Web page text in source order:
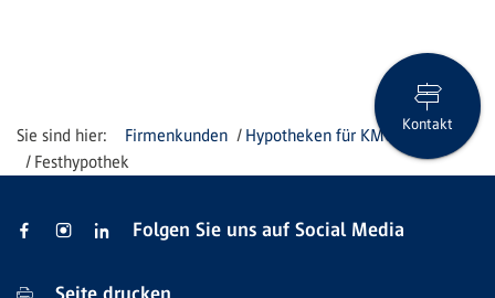
Firmenkunden
Hypotheken für KMU
Festhypothek
Kontakt
Folgen Sie uns auf Social Media
Seite drucken